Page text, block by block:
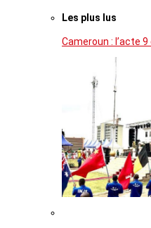
Les plus lus
Cameroun : l’acte 9